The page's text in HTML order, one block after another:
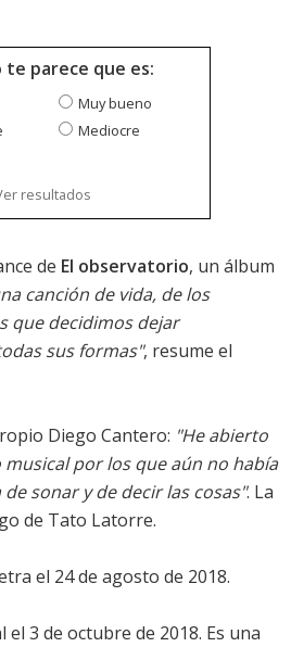
te parece que es:
Muy bueno
Mediocre
resultados
de El observatorio, un álbum
canción de vida, de los
que decidimos dejar
sus formas", resume el
Diego Cantero: "He abierto
por los que aún no había
sonar y de decir las cosas". La
de Tato Latorre.
el 24 de agosto de 2018.
3 de octubre de 2018. Es una